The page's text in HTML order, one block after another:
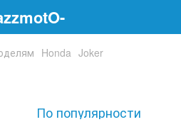
Honda Joker
По популярности